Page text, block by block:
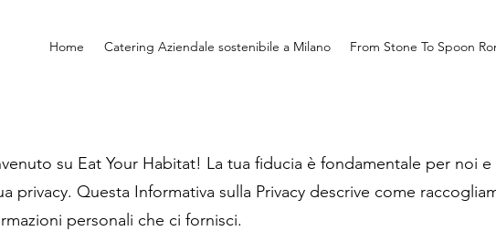
Home Catering Aziendale sostenibile a Milano From Stone To Spoon
su Eat Your Habitat! La tua fiducia è fondamentale per noi
privacy. Questa Informativa sulla Privacy descrive come
personali che ci fornisci.